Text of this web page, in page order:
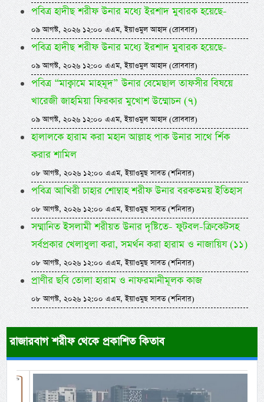
পবিত্র হাদীছ শরীফ উনার মধ্যে ইরশাদ মুবারক হয়েছে-
০৯ আগস্ট, ২০২৬ ১২:০০ এএম, ইয়াওমুল আহাদ (রোববার)
পবিত্র হাদীছ শরীফ উনার মধ্যে ইরশাদ মুবারক হয়েছে-
০৯ আগস্ট, ২০২৬ ১২:০০ এএম, ইয়াওমুল আহাদ (রোববার)
পবিত্র “মাক্বামে মাহমূদ” উনার বেমেছাল তাফসীর বিষয়ে
খারেজী জাহমিয়া ফিরকার মুখোশ উম্মোচন (৭)
০৯ আগস্ট, ২০২৬ ১২:০০ এএম, ইয়াওমুল আহাদ (রোববার)
হালালকে হারাম করা মহান আল্লাহ পাক উনার সাথে র্শিক
করার শামিল
০৮ আগস্ট, ২০২৬ ১২:০০ এএম, ইয়াওমুছ সাবত (শনিবার)
পবিত্র আখিরী চাহার শোম্বাহ শরীফ উনার বরকতময় ইতিহাস
০৮ আগস্ট, ২০২৬ ১২:০০ এএম, ইয়াওমুছ সাবত (শনিবার)
সম্মানিত ইসলামী শরীয়ত উনার দৃষ্টিতে- ফুটবল-ক্রিকেটসহ
সর্বপ্রকার খেলাধুলা করা, সমর্থন করা হারাম ও নাজায়িয (১১)
০৮ আগস্ট, ২০২৬ ১২:০০ এএম, ইয়াওমুছ সাবত (শনিবার)
প্রাণীর ছবি তোলা হারাম ও নাফরমানীমূলক কাজ
০৮ আগস্ট, ২০২৬ ১২:০০ এএম, ইয়াওমুছ সাবত (শনিবার)
রাজারবাগ শরীফ থেকে প্রকাশিত কিতাব